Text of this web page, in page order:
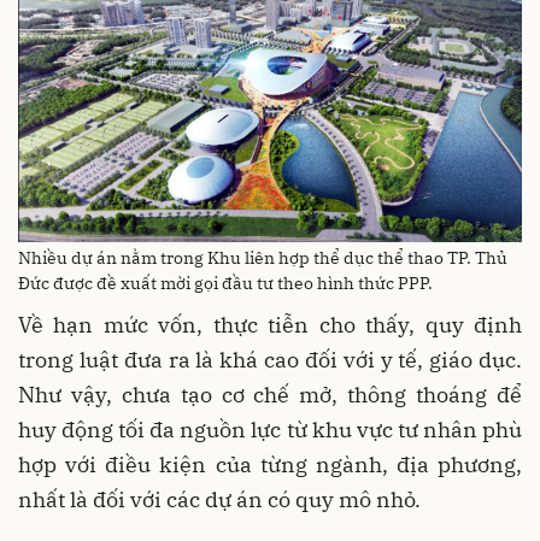
Nhiều dự án nằm trong Khu liên hợp thể dục thể thao TP. Thủ
Đức được đề xuất mời gọi đầu tư theo hình thức PPP.
Về hạn mức vốn, thực tiễn cho thấy, quy định
trong luật đưa ra là khá cao đối với y tế, giáo dục.
Như vậy, chưa tạo cơ chế mở, thông thoáng để
huy động tối đa nguồn lực từ khu vực tư nhân phù
hợp với điều kiện của từng ngành, địa phương,
nhất là đối với các dự án có quy mô nhỏ.